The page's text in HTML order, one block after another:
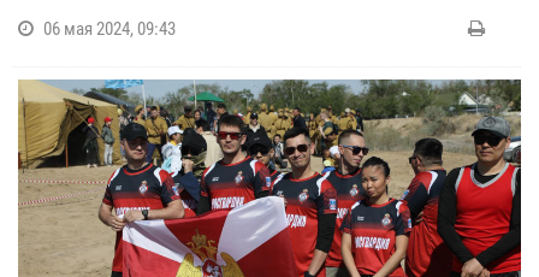
06 мая 2024, 09:43